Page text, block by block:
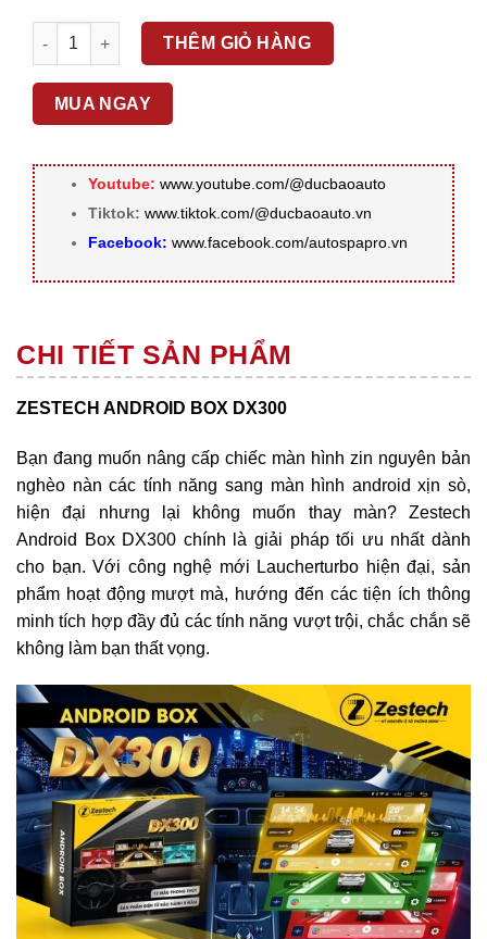
ZESTECH ANDROID BOX DX300 số lượng
THÊM GIỎ HÀNG
MUA NGAY
Youtube: www.youtube.com/@ducbaoauto
Tiktok: www.tiktok.com/@ducbaoauto.vn
Facebook: www.facebook.com/autospapro.vn
CHI TIẾT SẢN PHẨM
ZESTECH ANDROID BOX DX300
Bạn đang muốn nâng cấp chiếc màn hình zin nguyên bản
nghèo nàn các tính năng sang màn hình android xịn sò,
hiện đại nhưng lại không muốn thay màn? Zestech
Android Box DX300 chính là giải pháp tối ưu nhất dành
cho bạn. Với công nghệ mới Laucherturbo hiện đại, sản
phẩm hoạt động mượt mà, hướng đến các tiện ích thông
minh tích hợp đầy đủ các tính năng vượt trội, chắc chắn sẽ
không làm bạn thất vọng.